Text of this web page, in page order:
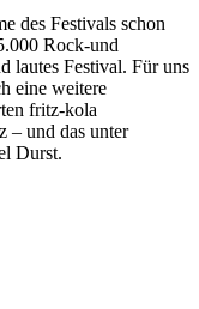
des Festivals schon
Rock-und
lautes Festival. Für uns
eine weitere
fritz-kola
– und das unter
Durst.